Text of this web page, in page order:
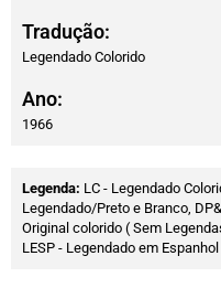
Tradução:
Legendado Colorido
Ano:
1966
Legenda: LC - Legendado
Legendado/Preto e Branco,
Original colorido ( Sem
LESP - Legendado em Espanhol